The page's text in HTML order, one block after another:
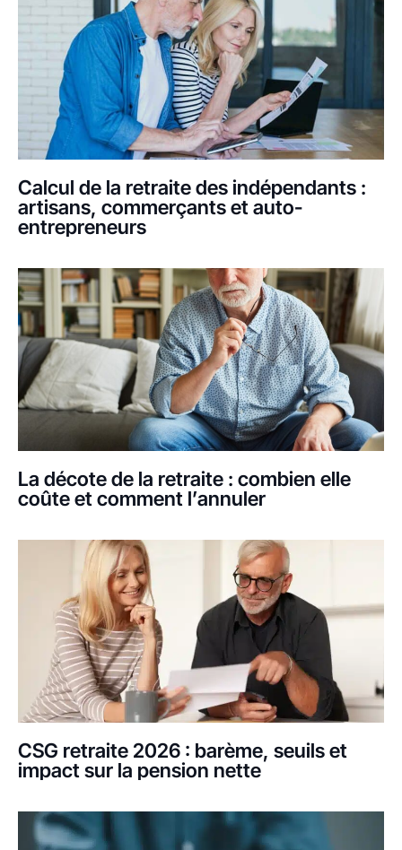
Calcul de la retraite des indépendants :
artisans, commerçants et auto-
entrepreneurs
La décote de la retraite : combien elle
coûte et comment l’annuler
CSG retraite 2026 : barème, seuils et
impact sur la pension nette